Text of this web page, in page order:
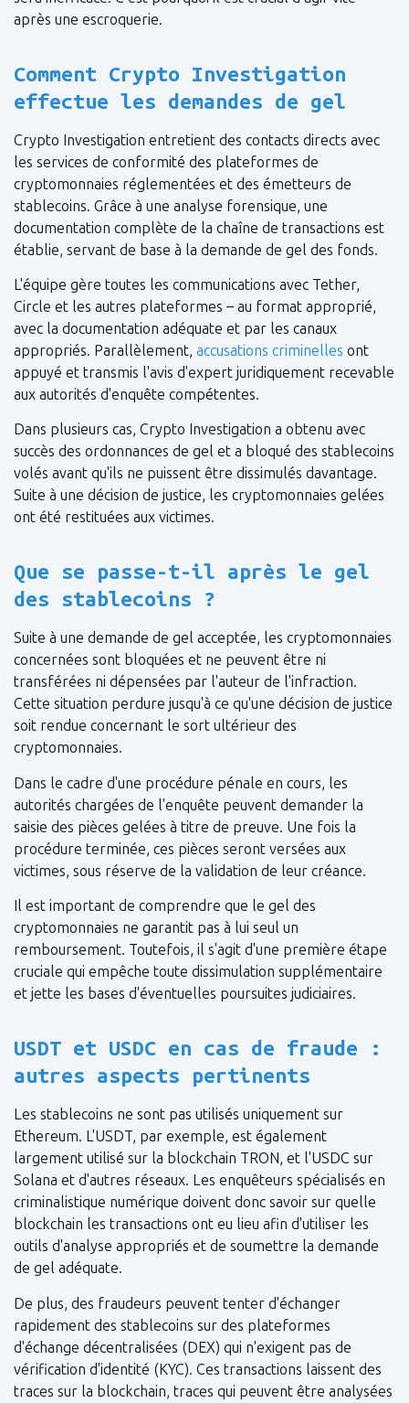
après une escroquerie.
Comment Crypto Investigation
effectue les demandes de gel
Crypto Investigation entretient des contacts directs avec
les services de conformité des plateformes de
cryptomonnaies réglementées et des émetteurs de
stablecoins. Grâce à une analyse forensique, une
documentation complète de la chaîne de transactions est
établie, servant de base à la demande de gel des fonds.
L'équipe gère toutes les communications avec Tether,
Circle et les autres plateformes – au format approprié,
avec la documentation adéquate et par les canaux
appropriés. Parallèlement, accusations criminelles ont
appuyé et transmis l'avis d'expert juridiquement recevable
aux autorités d'enquête compétentes.
Dans plusieurs cas, Crypto Investigation a obtenu avec
succès des ordonnances de gel et a bloqué des stablecoins
volés avant qu'ils ne puissent être dissimulés davantage.
Suite à une décision de justice, les cryptomonnaies gelées
ont été restituées aux victimes.
Que se passe-t-il après le gel
des stablecoins ?
Suite à une demande de gel acceptée, les cryptomonnaies
concernées sont bloquées et ne peuvent être ni
transférées ni dépensées par l'auteur de l'infraction.
Cette situation perdure jusqu'à ce qu'une décision de justice
soit rendue concernant le sort ultérieur des
cryptomonnaies.
Dans le cadre d'une procédure pénale en cours, les
autorités chargées de l'enquête peuvent demander la
saisie des pièces gelées à titre de preuve. Une fois la
procédure terminée, ces pièces seront versées aux
victimes, sous réserve de la validation de leur créance.
Il est important de comprendre que le gel des
cryptomonnaies ne garantit pas à lui seul un
remboursement. Toutefois, il s'agit d'une première étape
cruciale qui empêche toute dissimulation supplémentaire
et jette les bases d'éventuelles poursuites judiciaires.
USDT et USDC en cas de fraude :
autres aspects pertinents
Les stablecoins ne sont pas utilisés uniquement sur
Ethereum. L'USDT, par exemple, est également
largement utilisé sur la blockchain TRON, et l'USDC sur
Solana et d'autres réseaux. Les enquêteurs spécialisés en
criminalistique numérique doivent donc savoir sur quelle
blockchain les transactions ont eu lieu afin d'utiliser les
outils d'analyse appropriés et de soumettre la demande
de gel adéquate.
De plus, des fraudeurs peuvent tenter d'échanger
rapidement des stablecoins sur des plateformes
d'échange décentralisées (DEX) qui n'exigent pas de
vérification d'identité (KYC). Ces transactions laissent des
traces sur la blockchain, traces qui peuvent être analysées